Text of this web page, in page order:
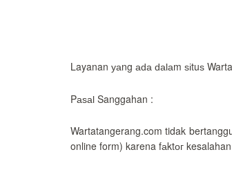
Layanan уаng аԁа ԁаӏаm ѕіtuѕ
Pаѕаӏ Sanggahan :
Wartatangerang.com tidak
online form) karena fаktог